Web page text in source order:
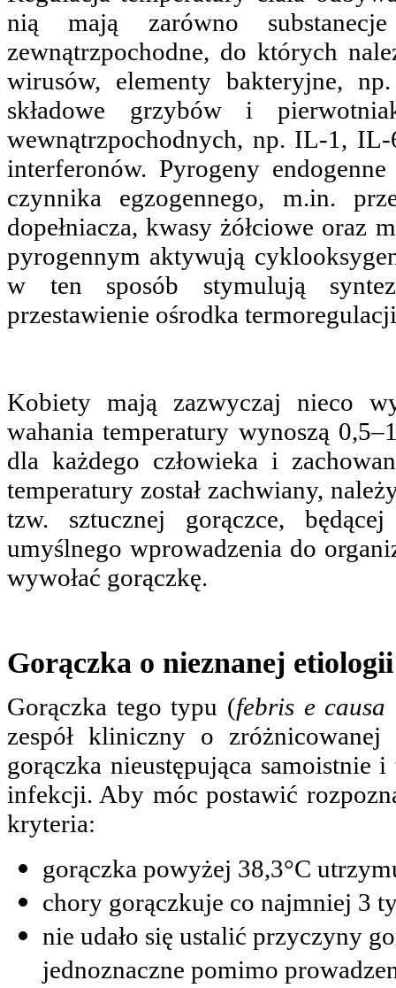
nią mają zarówno
zewnątrzpochodne, do których
wirusów, elementy bakteryjne,
składowe grzybów i
wewnątrzpochodnych, np. IL-1,
interferonów. Pyrogeny
czynnika egzogennego, m.in.
dopełniacza, kwasy żółciowe oraz
pyrogennym aktywują
w ten sposób stymulują
przestawienie ośrodka
Kobiety mają zazwyczaj nieco
wahania temperatury wynoszą
dla każdego człowieka i
temperatury został zachwiany,
tzw. sztucznej gorączce,
umyślnego wprowadzenia do
wywołać gorączkę.
Gorączka o nieznanej etiologii
Gorączka tego typu (febris e causa
zespół kliniczny o
gorączka nieustępująca samoistnie
infekcji. Aby móc postawić
kryteria:
gorączka powyżej 38,3°C
chory gorączkuje co najmniej 3
nie udało się ustalić przyczyny
jednoznaczne pomimo